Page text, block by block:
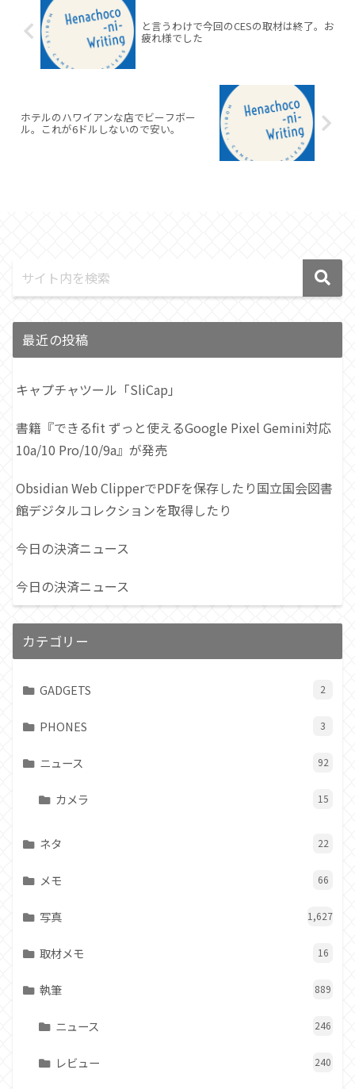
と言うわけで今回のCESの取材は終了。お
疲れ様でした
ホテルのハワイアンな店でビーフボー
ル。これが6ドルしないので安い。
最近の投稿
キャプチャツール「SliCap」
書籍『できるfit ずっと使えるGoogle Pixel Gemini対応
10a/10 Pro/10/9a』が発売
Obsidian Web ClipperでPDFを保存したり国立国会図書
館デジタルコレクションを取得したり
今日の決済ニュース
今日の決済ニュース
カテゴリー
GADGETS 2
PHONES 3
ニュース 92
カメラ 15
ネタ 22
メモ 66
写真 1,627
取材メモ 16
執筆 889
ニュース 246
レビュー 240